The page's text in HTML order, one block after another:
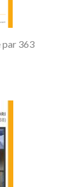
par 363